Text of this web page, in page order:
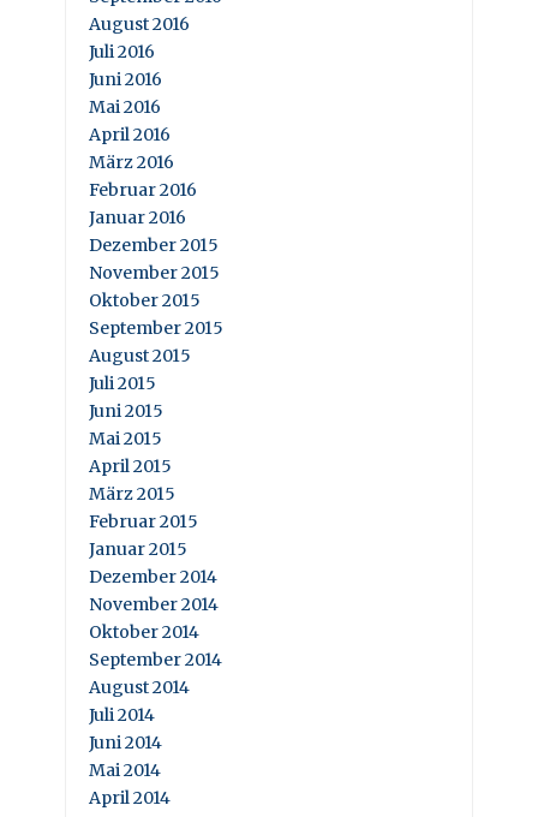
August 2016
Juli 2016
Juni 2016
Mai 2016
April 2016
März 2016
Februar 2016
Januar 2016
Dezember 2015
November 2015
Oktober 2015
September 2015
August 2015
Juli 2015
Juni 2015
Mai 2015
April 2015
März 2015
Februar 2015
Januar 2015
Dezember 2014
November 2014
Oktober 2014
September 2014
August 2014
Juli 2014
Juni 2014
Mai 2014
April 2014